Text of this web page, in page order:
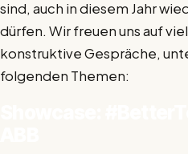
sind, auch in diesem Jahr
dürfen. Wir freuen uns auf
konstruktive Gespräche,
folgenden Themen: